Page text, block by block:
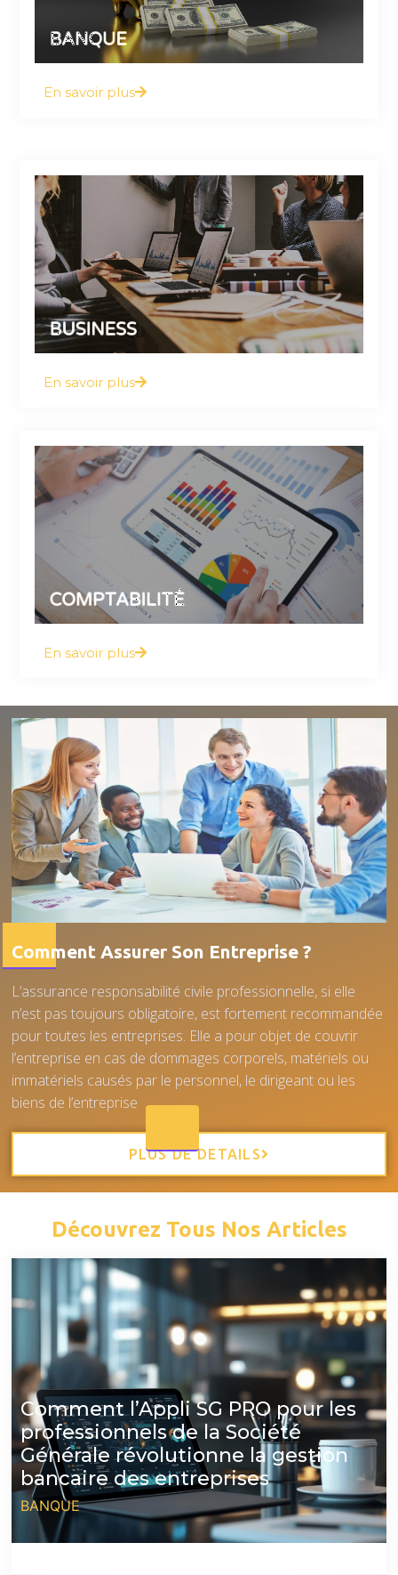
BANQUE
En savoir plus
BUSINESS
Vous y trouverez tout ce que vous devez
savoir à ce sujet
En savoir plus
COMPTABILITÉ
Vous y trouverez tout ce que vous devez
savoir à ce sujet
En savoir plus
Comment Assurer Son Entreprise ?
L’assurance responsabilité civile professionnelle, si elle
n’est pas toujours obligatoire, est fortement recommandée
pour toutes les entreprises. Elle a pour objet de couvrir
l’entreprise en cas de dommages corporels, matériels ou
immatériels causés par le personnel, le dirigeant ou les
biens de l’entreprise
PLUS DE DETAILS
Découvrez Tous Nos Articles
Comment l’Appli SG PRO pour les
professionnels de la Société
Générale révolutionne la gestion
bancaire des entreprises
BANQUE